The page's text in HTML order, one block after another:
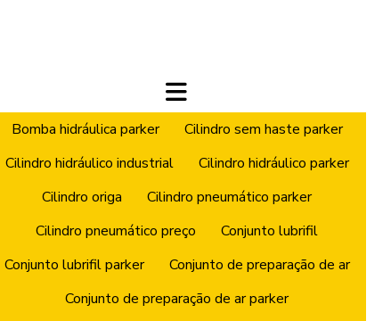
Bomba hidráulica parker
Cilindro sem haste parker
Cilindro hidráulico industrial
Cilindro hidráulico parker
Cilindro origa
Cilindro pneumático parker
Cilindro pneumático preço
Conjunto lubrifil
Conjunto lubrifil parker
Conjunto de preparação de ar
Conjunto de preparação de ar parker